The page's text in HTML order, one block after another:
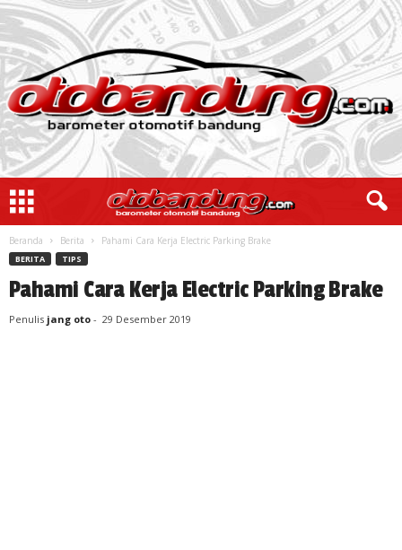
Beranda Berita Pahami Cara Kerja Electric Parking Brake
BERITA TIPS
Pahami Cara Kerja Electric Parking Brake
Penulis jang oto - 29 Desember 2019